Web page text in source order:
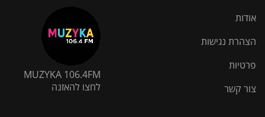
אודות
הצהרת נגישות
פרטיות
צור קשר
MUZYKA 106.4FM
לחצו להאזנה